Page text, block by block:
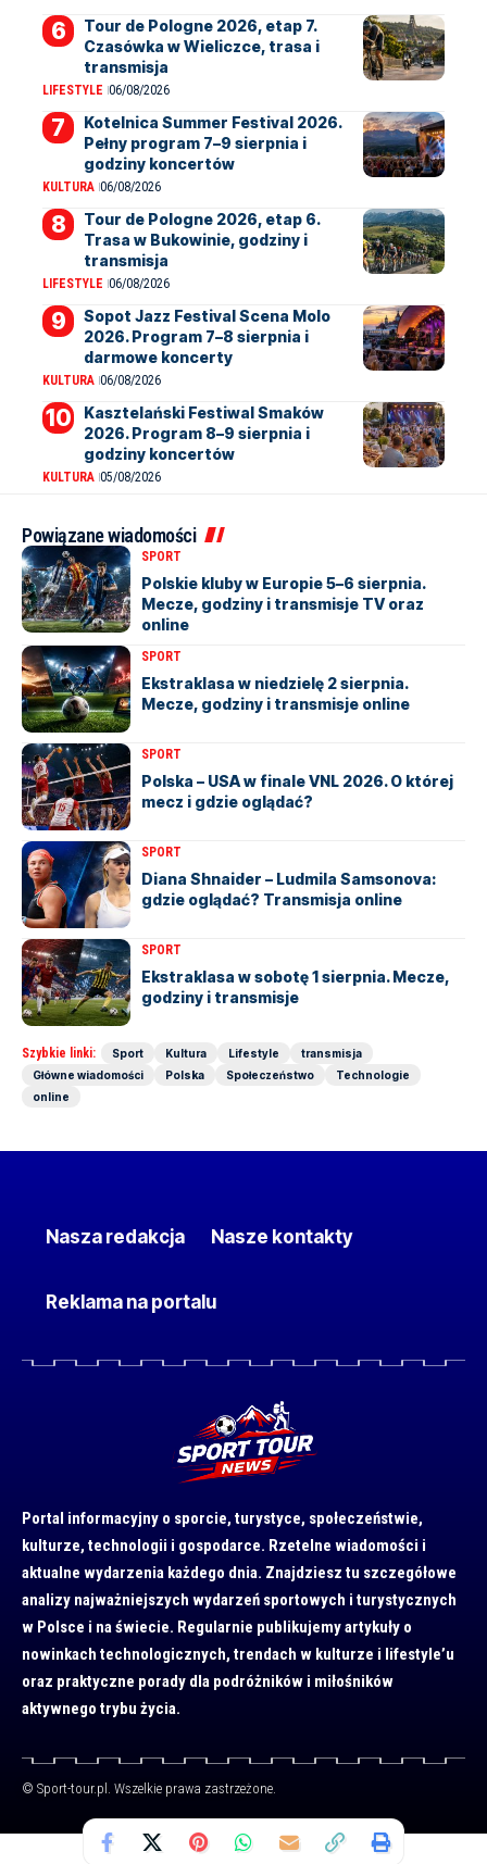
Tour de Pologne 2026, etap 7.
Czasówka w Wieliczce, trasa i
transmisja
LIFESTYLE 06/08/2026
Kotelnica Summer Festival 2026.
Pełny program 7–9 sierpnia i
godziny koncertów
KULTURA 06/08/2026
Tour de Pologne 2026, etap 6.
Trasa w Bukowinie, godziny i
transmisja
LIFESTYLE 06/08/2026
Sopot Jazz Festival Scena Molo
2026. Program 7–8 sierpnia i
darmowe koncerty
KULTURA 06/08/2026
Kasztelański Festiwal Smaków
2026. Program 8–9 sierpnia i
godziny koncertów
KULTURA 05/08/2026
Powiązane wiadomości
SPORT
Polskie kluby w Europie 5–6 sierpnia.
Mecze, godziny i transmisje TV oraz
online
SPORT
Ekstraklasa w niedzielę 2 sierpnia.
Mecze, godziny i transmisje online
SPORT
Polska – USA w finale VNL 2026. O której
mecz i gdzie oglądać?
SPORT
Diana Shnaider – Ludmila Samsonova:
gdzie oglądać? Transmisja online
SPORT
Ekstraklasa w sobotę 1 sierpnia. Mecze,
godziny i transmisje
Szybkie linki: Sport Kultura Lifestyle
transmisja
Główne wiadomości
Polska Społeczeństwo
Technologie
online
Nasza redakcja Nasze kontakty
Reklama na portalu
Portal informacyjny o sporcie, turystyce, społeczeństwie,
kulturze, technologii i gospodarce. Rzetelne wiadomości i
aktualne wydarzenia każdego dnia. Znajdziesz tu szczegółowe
analizy najważniejszych wydarzeń sportowych i turystycznych
w Polsce i na świecie. Regularnie publikujemy artykuły o
nowinkach technologicznych, trendach w kulturze i lifestyle’u
oraz praktyczne porady dla podróżników i miłośników
aktywnego trybu życia.
© Sport-tour.pl. Wszelkie prawa zastrzeżone.